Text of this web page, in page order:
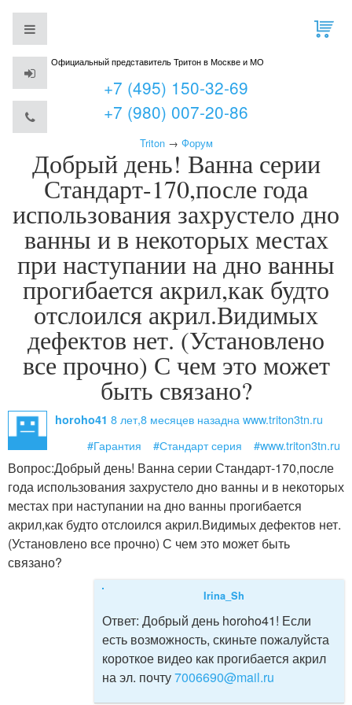
Официальный представитель Тритон в Москве и МО
+7 (495) 150-32-69
+7 (980) 007-20-86
Triton→ Форум
Добрый день! Ванна серии
Стандарт-170,после года
использования захрустело дно
ванны и в некоторых местах
при наступании на дно ванны
прогибается акрил,как будто
отслоился акрил.Видимых
дефектов нет. (Установлено
все прочно) С чем это может
быть связано?
horoho41 8 лет,8 месяцев назадна www.triton3tn.ru
#Гарантия
#Стандарт серия #www.triton3tn.ru
Вопрос:Добрый день! Ванна серии Стандарт-170,после
года использования захрустело дно ванны и в некоторых
местах при наступании на дно ванны прогибается
акрил,как будто отслоился акрил.Видимых дефектов нет.
(Установлено все прочно) С чем это может быть
связано?
Irina_Sh
Ответ: Добрый день horoho41! Если
есть возможность, скиньте пожалуйста
короткое видео как прогибается акрил
на эл. почту7006690@mail.ru